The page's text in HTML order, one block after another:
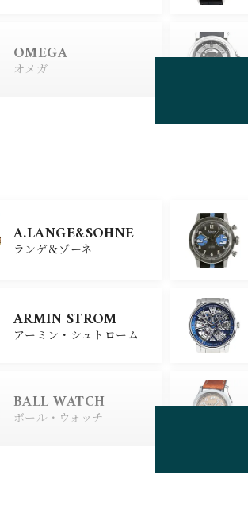
OMEGA
オメガ
X
ジラール・ペルゴ
カルティエ
グラスヒュッテ・オリジナ
ル
A.LANGE&SOHNE
ランゲ＆ゾーネ
ARMIN STROM
アーミン・シュトローム
BALL WATCH
ボール・ウォッチ